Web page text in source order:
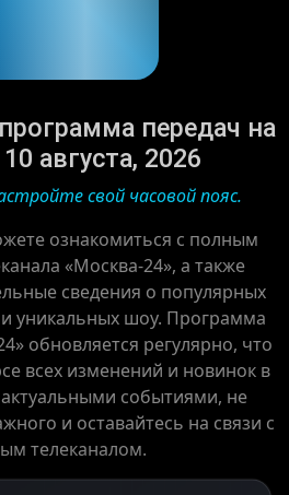
передач на
августа, 2026
свой часовой пояс.
ознакомиться с полным
«Москва-24», а также
сведения о популярных
уникальных шоу. Программа
обновляется регулярно, что
всех изменений и новинок в
событиями, не
и оставайтесь на связи с
телеканалом.